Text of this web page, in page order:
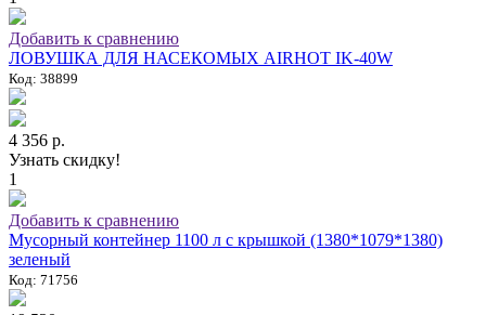
Добавить к сравнению
ЛОВУШКА ДЛЯ НАСЕКОМЫХ AIRHOT IK-40W
Код: 38899
4 356 р.
Узнать скидку!
1
Добавить к сравнению
Мусорный контейнер 1100 л с крышкой (1380*1079*1380)
зеленый
Код: 71756